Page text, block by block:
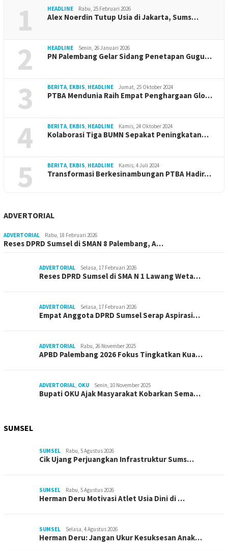
1 HEADLINE Rabu, 25 Februari 2026
Alex Noerdin Tutup Usia di Jakarta, Sums…
2 HEADLINE Senin, 26 Januari 2026
PN Palembang Gelar Sidang Penetapan Gugu…
3 BERITA, EKBIS, HEADLINE Jumat, 25 Oktober 2024
PTBA Mendunia Raih Empat Penghargaan Glo…
4 BERITA, EKBIS, HEADLINE Kamis, 24 Oktober 2024
Kolaborasi Tiga BUMN Sepakat Peningkatan…
5 BERITA, EKBIS, HEADLINE Kamis, 4 Juli 2024
Transformasi Berkesinambungan PTBA Hadir…
ADVERTORIAL
ADVERTORIAL Rabu, 18 Februari 2026
Reses DPRD Sumsel di SMAN 8 Palembang, A…
ADVERTORIAL Selasa, 17 Februari 2026
Reses DPRD Sumsel di SMA N 1 Lawang Weta…
ADVERTORIAL Selasa, 17 Februari 2026
Empat Anggota DPRD Sumsel Serap Aspirasi…
ADVERTORIAL Rabu, 26 November 2025
APBD Palembang 2026 Fokus Tingkatkan Kua…
ADVERTORIAL, OKU Senin, 10 November 2025
Bupati OKU Ajak Masyarakat Kobarkan Sema…
SUMSEL
SUMSEL Rabu, 5 Agustus 2026
Cik Ujang Perjuangkan Infrastruktur Sums…
SUMSEL Rabu, 5 Agustus 2026
Herman Deru Motivasi Atlet Usia Dini di …
SUMSEL Selasa, 4 Agustus 2026
Herman Deru: Jangan Ukur Kesuksesan Anak…